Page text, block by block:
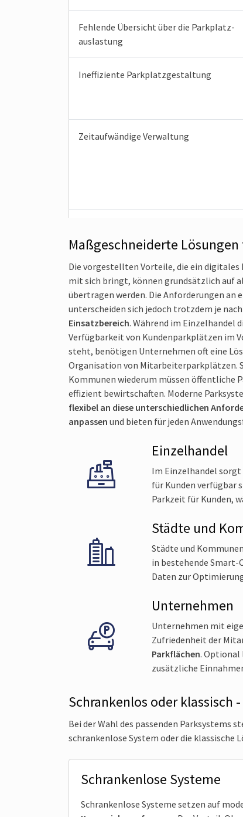
Fehlende Übersicht über die Parkplatz­
auslastung
Ineffiziente Parkplatzgestaltung
Zeitaufwändige Verwaltung
Papierverschwendung für Ticketdruck
Hohe Kosten für Personal und
Maßgeschneiderte
Die vorgestellten Vorteile, die ein digitales
mit sich bringt, können grundsätzlich auf
übertragen werden. Die Anforderungen an
unterscheiden sich jedoch trotzdem je nach
Einsatzbereich. Während im Einzelhandel
Verfügbarkeit von Kundenparkplätzen im
steht, benötigen Unternehmen oft eine
Organisation von Mitarbeiter­parkplätzen.
Kommunen wiederum müssen öffentliche
effizient bewirtschaften. Moderne
flexibel an diese unterschiedlichen
anpassen und bieten für jeden
Einzelhandel
Im Einzelhandel sorgt
für Kunden verfügbar
Parkzeit für Kunden,
Städte und
Städte und
in bestehende Smart-
Daten zur
Unternehmen
Unternehmen mit
Zufriedenheit der
Parkflächen. Optional
zusätzliche
Schrankenlos oder klassisch
Bei der Wahl des passenden Parksystems
schrankenlose System oder die klassische
Schrankenlose Systeme
Schrankenlose Systeme setzen auf